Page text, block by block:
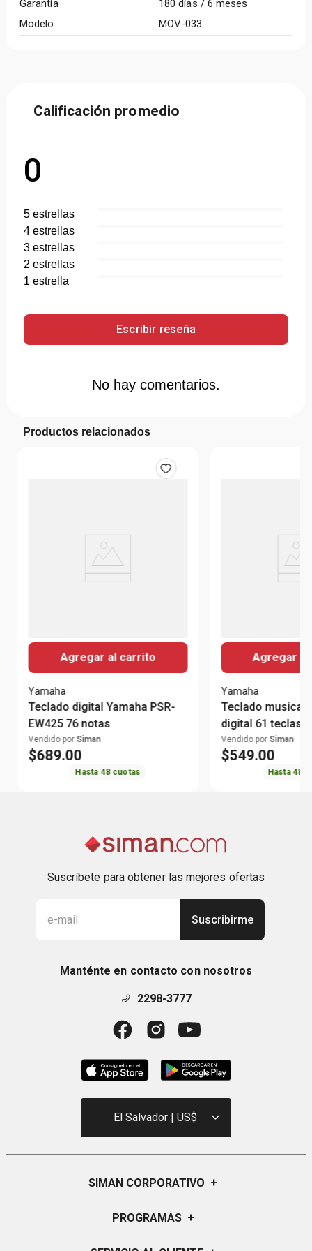
Garantía
180 días / 6 meses
Modelo
MOV-033
Calificación promedio
0
5 estrellas
4 estrellas
3 estrellas
2 estrellas
1 estrella
Escribir reseña
No hay comentarios.
Productos relacionados
Agregar al carrito
Yamaha
Teclado digital Yamaha PSR-
EW425 76 notas
Vendido por Siman
$689.00
Hasta48 cuotas
Agregar
Yamaha
Teclado musical
digital 61 teclas
Vendido por Siman
$549.00
Hasta48
Suscríbete para obtener las mejores ofertas
Suscribirme
Manténte en contacto con nosotros
2298-3777
El Salvador | US$
SIMAN CORPORATIVO +
Quiénes Somos
PROGRAMAS +